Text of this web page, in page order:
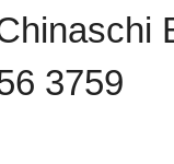
3759